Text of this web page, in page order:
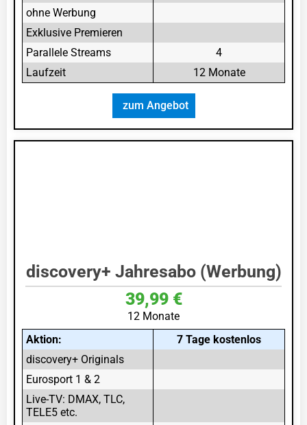
ohne Werbung
Exklusive Premieren
Parallele Streams
4
Laufzeit
12 Monate
zum Angebot
discovery+ Jahresabo (Werbung)
39,99 €
12 Monate
Aktion:
7 Tage kostenlos
discovery+ Originals
Eurosport 1 & 2
Live-TV: DMAX, TLC,
TELE5 etc.